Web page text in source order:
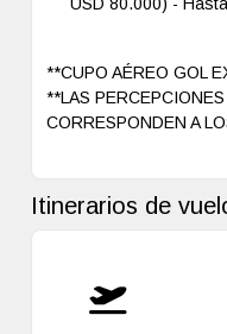
**CUPO AÉREO GOL
**LAS
CORRESPONDEN A
Itinerarios de